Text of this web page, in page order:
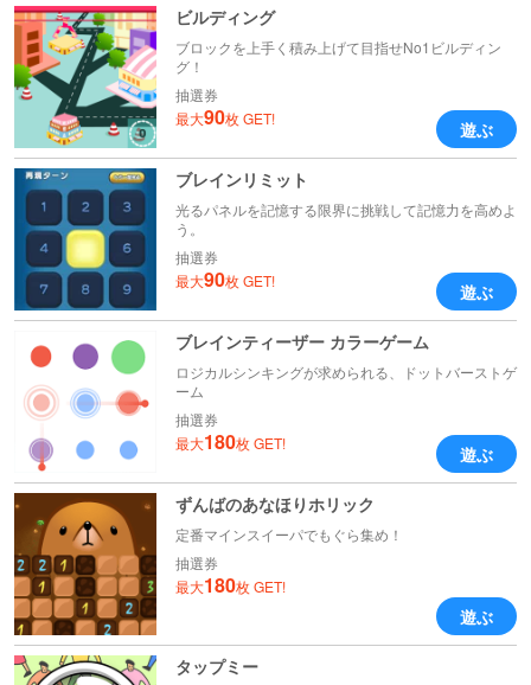
ビルディング
ブロックを上手く積み上げて目指せNo1ビルディン
グ！
抽選券
最大90枚 GET! 遊ぶ
ブレインリミット
光るパネルを記憶する限界に挑戦して記憶力を高めよ
う。
抽選券
最大90枚 GET! 遊ぶ
ブレインティーザー カラーゲーム
ロジカルシンキングが求められる、ドットバーストゲ
ーム
抽選券
最大180枚 GET! 遊ぶ
ずんばのあなほりホリック
定番マインスイーパでもぐら集め！
抽選券
最大180枚 GET!
遊ぶ
タップミー